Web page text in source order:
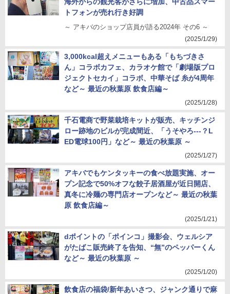
トフォンが売れ行き好調
～ アキバのショップ店員が語る2024年 その6 ～
(2025/1/29)
3,000kcal超えメニューもある「もちづきさ
ん」コラボカフェ、カラオケ館で「劇場版プロ
ジェクトセカイ」コラボ、中華そば 糸が4周年
など～ 最近の秋葉原 飲食店編～
(2025/1/28)
千石電商で野菜栽培キットが販売、キッチンジ
ロー跡地のビルが完成間近、「うそやろ---？L
ED電球100円」など～ 最近の秋葉原 ～
(2025/1/27)
アキバでもケンタッキーの食べ放題実施、オー
プン記念で50%オフな餃子居酒屋が近日開店、
真冬に冷麺の専門店オープンなど～ 最近の秋葉
原 飲食店編～
(2025/1/21)
dポイントの「ポインコ」撮影会、ウェルシア
がたばこ販売終了を告知、“無”のペッパーくん
など～ 最近の秋葉原 ～
(2025/1/20)
飲食店の福袋/新年あいさつ、ジャンク通りで麻